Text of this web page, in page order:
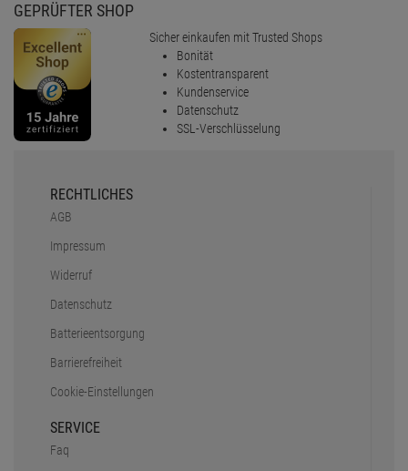
GEPRÜFTER SHOP
Sicher einkaufen mit Trusted Shops
Bonität
Kostentransparent
Kundenservice
Datenschutz
SSL-Verschlüsselung
RECHTLICHES
AGB
Impressum
Widerruf
Datenschutz
Batterieentsorgung
Barrierefreiheit
Cookie-Einstellungen
SERVICE
Faq